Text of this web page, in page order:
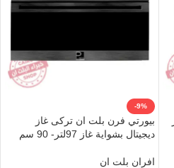
-9%
بيورتي فرن بلت ان تركى غاز
ديجيتال بشواية غاز 97لتر- 90 سم
افران بلت ان